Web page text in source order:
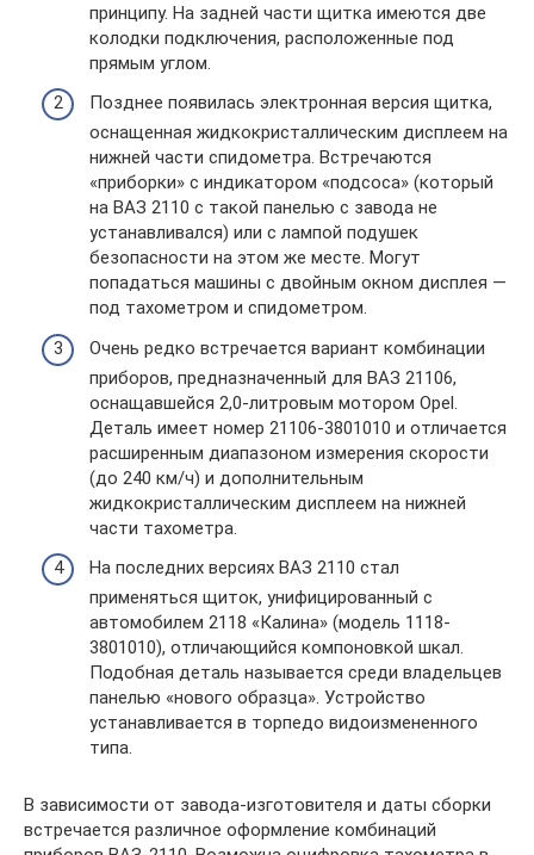
принципу. На задней части щитка имеются две
колодки подключения, расположенные под
прямым углом.
Позднее появилась электронная версия щитка,
оснащенная жидкокристаллическим дисплеем на
нижней части спидометра. Встречаются
«приборки» с индикатором «подсоса» (который
на ВАЗ 2110 с такой панелью с завода не
устанавливался) или с лампой подушек
безопасности на этом же месте. Могут
попадаться машины с двойным окном дисплея —
под тахометром и спидометром.
Очень редко встречается вариант комбинации
приборов, предназначенный для ВАЗ 21106,
оснащавшейся 2,0-литровым мотором Opel.
Деталь имеет номер 21106-3801010 и отличается
расширенным диапазоном измерения скорости
(до 240 км/ч) и дополнительным
жидкокристаллическим дисплеем на нижней
части тахометра.
На последних версиях ВАЗ 2110 стал
применяться щиток, унифицированный с
автомобилем 2118 «Калина» (модель 1118-
3801010), отличающийся компоновкой шкал.
Подобная деталь называется среди владельцев
панелью «нового образца». Устройство
устанавливается в торпедо видоизмененного
типа.
В зависимости от завода-изготовителя и даты сборки
встречается различное оформление комбинаций